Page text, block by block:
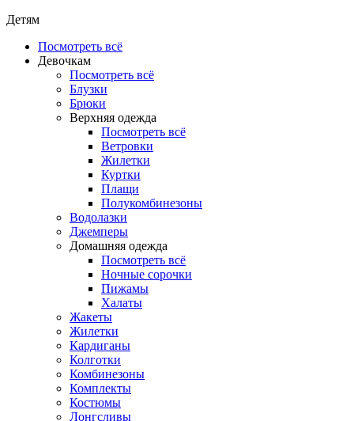
Детям
Посмотреть всё
Девочкам
Посмотреть всё
Блузки
Брюки
Верхняя одежда
Посмотреть всё
Ветровки
Жилетки
Куртки
Плащи
Полукомбинезоны
Водолазки
Джемперы
Домашняя одежда
Посмотреть всё
Ночные сорочки
Пижамы
Халаты
Жакеты
Жилетки
Кардиганы
Колготки
Комбинезоны
Комплекты
Костюмы
Лонгсливы